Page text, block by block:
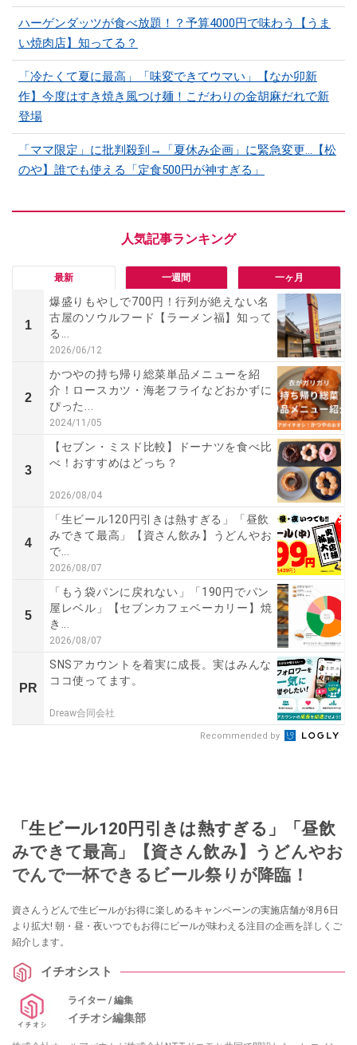
ハーゲンダッツが食べ放題！？予算4000円で味わう【うま
い焼肉店】知ってる？
「冷たくて夏に最高」「味変できてウマい」【なか卯新
作】今度はすき焼き風つけ麺！こだわりの金胡麻だれで新
登場
「ママ限定」に批判殺到→「夏休み企画」に緊急変更…【松
のや】誰でも使える「定食500円が神すぎる」
最新 一週間 一ヶ月
1
爆盛りもやしで700円！行列が絶えない名
古屋のソウルフード【ラーメン福】知って
る...
2026/06/12
2
かつやの持ち帰り総菜単品メニューを紹
介！ロースカツ・海老フライなどおかずに
ぴった...
2024/11/05
3
【セブン・ミスド比較】ドーナツを食べ比
べ！おすすめはどっち？
2026/08/04
4
「生ビール120円引きは熱すぎる」「昼飲
みできて最高」【資さん飲み】うどんやお
で...
2026/08/07
5
「もう袋パンに戻れない」「190円でパン
屋レベル」【セブンカフェベーカリー】焼
き...
2026/08/07
PR
SNSアカウントを着実に成長。実はみんな
ココ使ってます。
Dreaw合同会社
Recommended by
「生ビール120円引きは熱すぎる」「昼飲
みできて最高」【資さん飲み】うどんやお
でんで一杯できるビール祭りが降臨！
資さんうどんで生ビールがお得に楽しめるキャンペーンの実施店舗が8月6日
より拡大! 朝・昼・夜いつでもお得にビールが味わえる注目の企画を詳しくご
紹介します。
イチオシスト
ライター / 編集
イチオシ編集部